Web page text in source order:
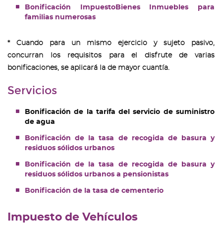
Bonificación ImpuestoBienes Inmuebles para
familias numerosas
* Cuando para un mismo ejercicio y sujeto pasivo,
concurran los requisitos para el disfrute de varias
bonificaciones, se aplicará la de mayor cuantía.
Servicios
Bonificación de la tarifa del servicio de suministro
de agua
Bonificación de la tasa de recogida de basura y
residuos sólidos urbanos
Bonificación de la tasa de recogida de basura y
residuos sólidos urbanos a pensionistas
Bonificación de la tasa de cementerio
Impuesto de Vehículos